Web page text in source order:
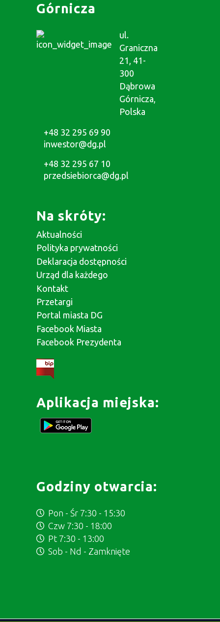
Górnicza
ul.
Graniczna
21, 41-
300
Dąbrowa
Górnicza,
Polska
+48 32 295 69 90
inwestor@dg.pl
+48 32 295 67 10
przedsiebiorca@dg.pl
Na skróty:
Aktualności
Polityka prywatności
Deklaracja dostępności
Urząd dla każdego
Kontakt
Przetargi
Portal miasta DG
Facebook Miasta
Facebook Prezydenta
Aplikacja miejska:
Godziny otwarcia:
Pon - Śr 7:30 - 15:30
Czw 7:30 - 18:00
Pt 7:30 - 13:00
Sob - Nd - Zamknięte